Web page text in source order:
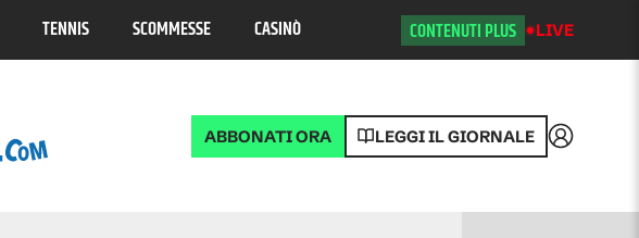
TENNIS SCOMMESSE CASINÒ CONTENUTI PLUS LIVE
ABBONATI ORA LEGGI IL GIORNALE Accedi